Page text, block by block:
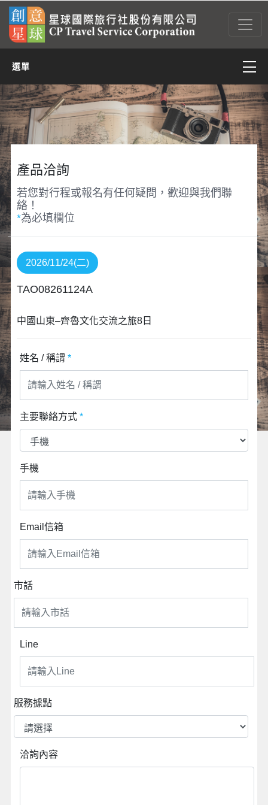
選單
亞太
亞西(含中東)
非洲
美洲
產品洽詢
若您對行程或報名有任何疑問，歡迎與我們聯
絡！
*為必填欄位
2026/11/24(二)
TAO08261124A
中國山東–齊魯文化交流之旅8日
姓名 / 稱謂 *
主要聯絡方式 *
手機
Email信箱
市話
Line
服務據點
洽詢內容